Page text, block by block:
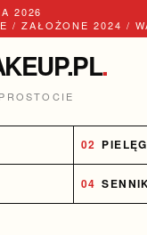
2026
/ ZAŁOŻONE 2024 /
.